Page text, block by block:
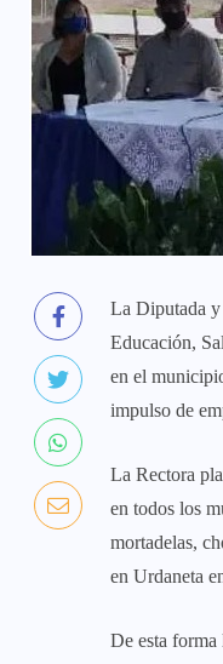
La Diputada y
Educación,
en el
impulso de
La Rectora
en todos los
mortadelas,
en Urdaneta
De esta forma